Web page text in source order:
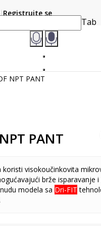
online i preuzmite u prodavnici
Registrujte se
Tab
NPT PANT
PANT
visokoučinkovita
brže isparavanje i
modela sa Dri-FIT